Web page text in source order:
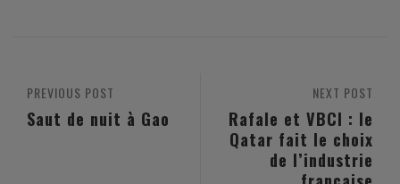
NEXT POST
Rafale et VBCI : le
Qatar fait le choix
de l’industrie
PREVIOUS POST
Saut de nuit à Gao